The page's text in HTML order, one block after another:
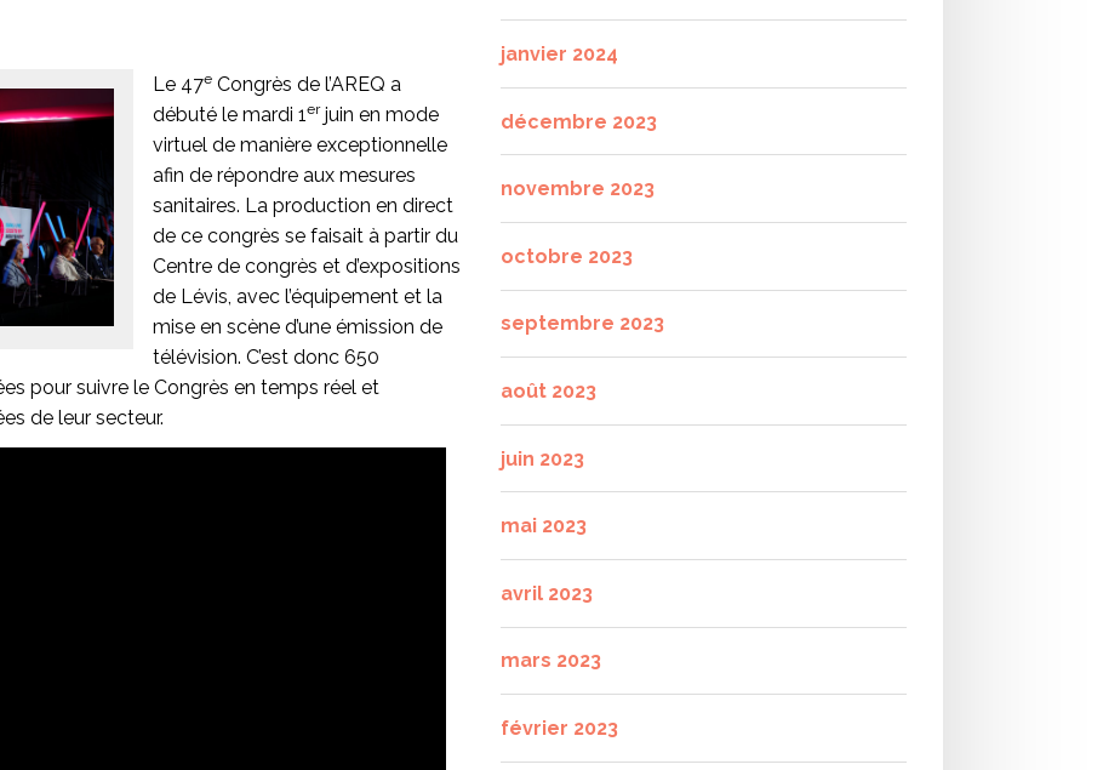
Le 47e Congrès de l’AREQ a
débuté le mardi 1 erjuin en mode
virtuel de manière exceptionnelle
afin de répondre aux mesures
sanitaires. La production en direct
de ce congrès se faisait à partir du
Centre de congrès et d’expositions
de Lévis, avec l’équipement et la
mise en scène d’une émission de
télévision. C’est donc 650
pour suivre le Congrès en temps réel et
de leur secteur.
janvier 2024
décembre 2023
novembre 2023
octobre 2023
septembre 2023
août 2023
juin 2023
mai 2023
avril 2023
mars 2023
février 2023